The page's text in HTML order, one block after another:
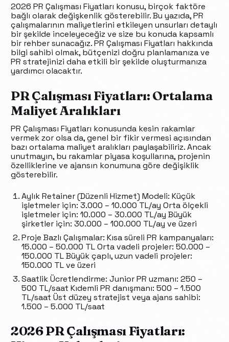
2026 PR Çalışması Fiyatları konusu, birçok faktöre
bağlı olarak değişkenlik gösterebilir. Bu yazıda, PR
çalışmalarının maliyetlerini etkileyen unsurları detaylı
bir şekilde inceleyeceğiz ve size bu konuda kapsamlı
bir rehber sunacağız. PR Çalışması Fiyatları hakkında
bilgi sahibi olmak, bütçenizi doğru planlamanıza ve
PR stratejinizi daha etkili bir şekilde oluşturmanıza
yardımcı olacaktır.
PR Çalışması Fiyatları: Ortalama
Maliyet Aralıkları
PR Çalışması Fiyatları konusunda kesin rakamlar
vermek zor olsa da, genel bir fikir vermesi açısından
bazı ortalama maliyet aralıkları paylaşabiliriz. Ancak
unutmayın, bu rakamlar piyasa koşullarına, projenin
özelliklerine ve ajansın konumuna göre değişiklik
gösterebilir.
Aylık Retainer (Düzenli Hizmet) Modeli: Küçük
işletmeler için: 3.000 – 10.000 TL/ay Orta ölçekli
işletmeler için: 10.000 – 30.000 TL/ay Büyük
şirketler için: 30.000 – 100.000 TL/ay ve üzeri
Proje Bazlı Çalışmalar: Kısa süreli PR kampanyaları:
15.000 – 50.000 TL Orta vadeli projeler: 50.000 –
150.000 TL Büyük çaplı, uzun vadeli projeler:
150.000 TL ve üzeri
Saatlik Ücretlendirme: Junior PR uzmanı: 250 –
500 TL/saat Kıdemli PR danışmanı: 500 – 1.500
TL/saat Üst düzey stratejist veya ajans sahibi:
1.500 – 5.000 TL/saat
2026 PR Çalışması Fiyatları: